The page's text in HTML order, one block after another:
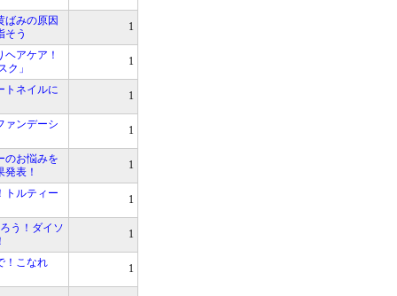
ばみの原因
そう
1
アケア！
ク」
1
トネイルに
1
ァンデーシ
1
のお悩みを
表！
1
トルティー
1
う！ダイソ
1
！こなれ
1